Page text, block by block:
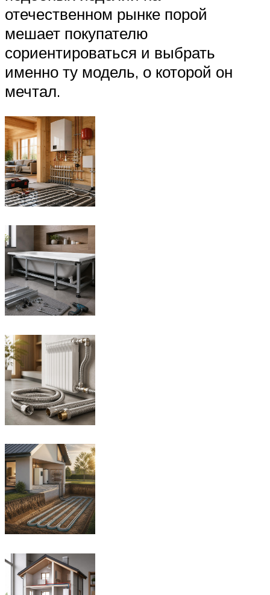
отечественном рынке порой
мешает покупателю
сориентироваться и выбрать
именно ту модель, о которой он
мечтал.